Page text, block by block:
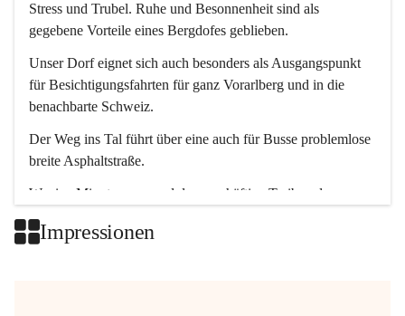
Stress und Trubel. Ruhe und Besonnenheit sind als
gegebene Vorteile eines Bergdofes geblieben.
Unser Dorf eignet sich auch besonders als Ausgangspunkt
für Besichtigungsfahrten für ganz Vorarlberg und in die
benachbarte Schweiz.
Der Weg ins Tal führt über eine auch für Busse problemlose
breite Asphaltstraße.
Wenige Minuten nur, und das geschäftige Treiben der
Impressionen